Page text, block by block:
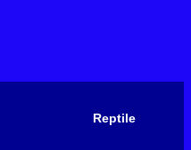
Reptile